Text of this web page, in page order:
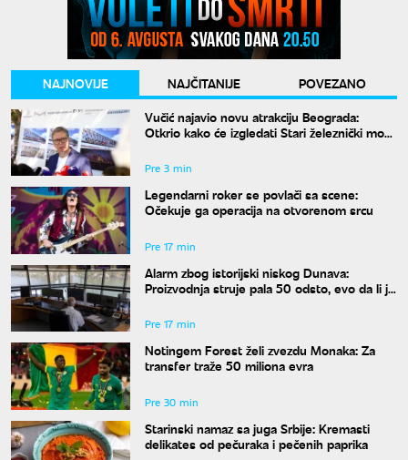
NAJNOVIJE NAJČITANIJE
POVEZANO
Vučić najavio novu atrakciju Beograda:
Otkrio kako će izgledati Stari železnički most
Pre 3 min
Legendarni roker se povlači sa scene:
Očekuje ga operacija na otvorenom srcu
Pre 17 min
Alarm zbog istorijski niskog Dunava:
Proizvodnja struje pala 50 odsto, evo da li je
Pre 17 min
Notingem Forest želi zvezdu Monaka: Za
transfer traže 50 miliona evra
Pre 30 min
Starinski namaz sa juga Srbije: Kremasti
delikates od pečuraka i pečenih paprika